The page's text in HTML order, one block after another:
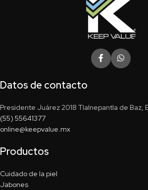
Datos de contacto
Presidente Juárez 2018 Tlalnepantla de Baz,
(55) 55641377
online@keepvalue.mx
Productos
Cuidado de la piel
Jabones